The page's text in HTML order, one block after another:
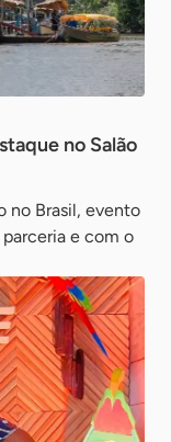
no Salão
no Brasil, evento
e com o